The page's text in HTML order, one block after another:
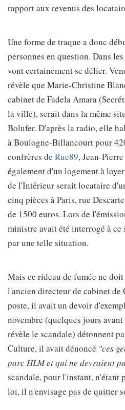
rapport aux revenus des
Une forme de traque a donc
personnes en question. Dans
vont certainement se délier.
révèle que Marie-Christine
cabinet de Fadela Amara
la ville), serait dans la même
Bolufer. D'après la radio, elle
à Boulogne-Billancourt pour
confrères de Rue89, Jean-
également d'un logement à
de l'Intérieur serait locataire
cinq pièces à Paris, rue
de 1500 euros. Lors de
ministre avait été interrogé à ce
par une telle situation.
Mais ce rideau de fumée ne
l'ancien directeur de cabinet
poste, il avait un devoir
novembre (quelques jours
révèle le scandale) détonnent
Culture, il avait dénoncé "ces
parc HLM et qui ne devraient
scandale, pour l'instant, n'étant
loi, il n'envisage pas de quitter